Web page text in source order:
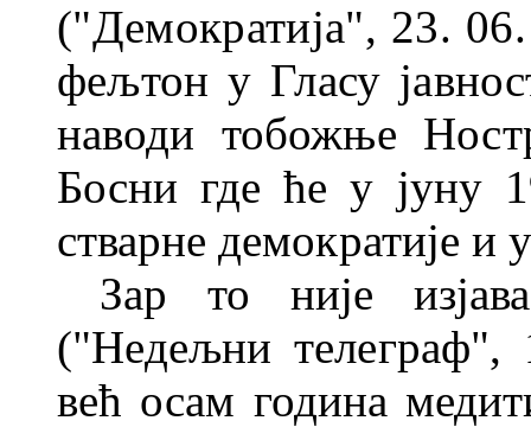
("Демократија", 23.
фељтон у Гласу
наводи тобожње
Босни где ће у јуну
стварне демократије и
Зар то није
("Недељни
већ осам година